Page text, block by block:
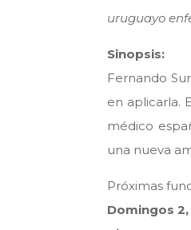
uruguayo
Sinopsis:
Fernando
en aplicarla.
médico
una nueva
Próximas
Domingos 2,